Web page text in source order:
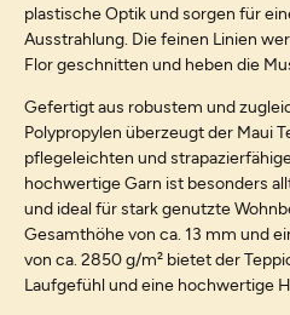
plastische Optik und sorgen für
Ausstrahlung. Die feinen Linien
Flor geschnitten und heben die
Gefertigt aus robustem und
Polypropylen überzeugt der Maui
pflegeleichten und
hochwertige Garn ist besonders
und ideal für stark genutzte
Gesamthöhe von ca. 13 mm und
von ca. 2850 g/m² bietet der
Laufgefühl und eine hochwertige